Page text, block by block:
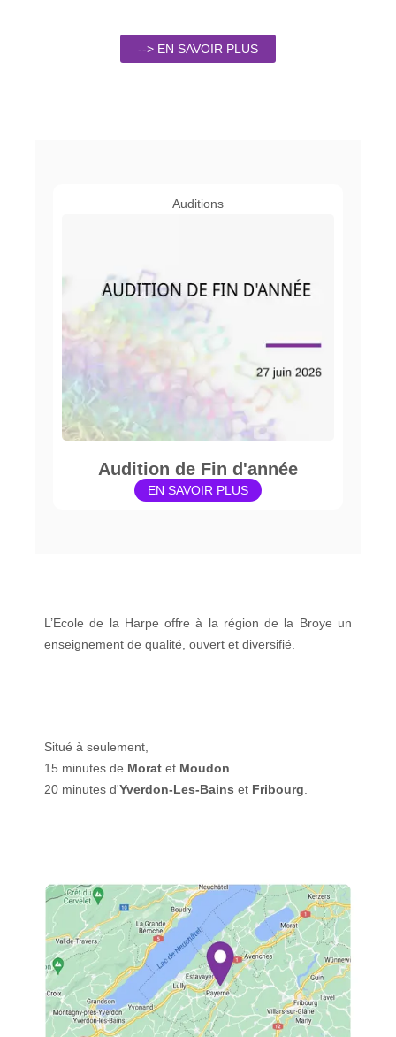
--> EN SAVOIR PLUS
Auditions
Audition de Fin d'année
EN SAVOIR PLUS
L’Ecole de la Harpe offre à la région de la Broye un
enseignement de qualité, ouvert et diversifié.
Situé à seulement,
15 minutes de Morat et Moudon
20 minutes d'Yverdon-Les-Bains et Fribourg